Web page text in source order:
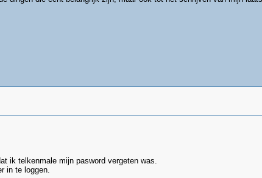
ik telkenmale mijn pasword vergeten was.
in te loggen.